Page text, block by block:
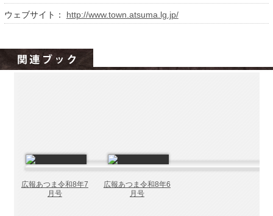
ウェブサイト： http://www.town.atsuma.lg.jp/
広報あつま令和8年7
月号
広報あつま令和8年6
月号
hokkaido ebooksとは
ご利用ガイド
個人情報保護方針
動作環境